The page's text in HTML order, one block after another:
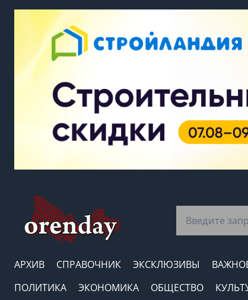
АРХИВ СПРАВОЧНИК ЭКСКЛЮЗИВЫ
ПОЛИТИКА
ЭКОНОМИКА ОБЩЕСТВО